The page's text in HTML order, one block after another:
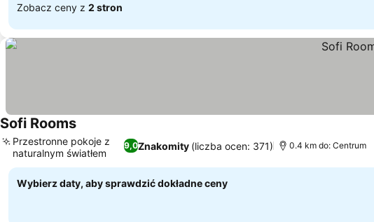
Zobacz ceny z 2 stron
Sofi Rooms
9,0Znakomity (liczba ocen: 371)
Przestronne pokoje z
naturalnym światłem
0.4 km do: Centrum
Wybierz daty, aby sprawdzić dokładne ceny